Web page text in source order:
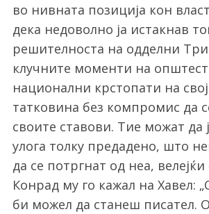
во нивната позиција кон
дека недоволно ја истакнав
решителноста на одделни
клучните моменти на
национални крстопати на
татковина без компромис да
своите ставови. Тие можат да
улога толку предадено, што
да се потргнат од неа,
Конрад му го кажал на Хавел:
би можел да станеш писател.